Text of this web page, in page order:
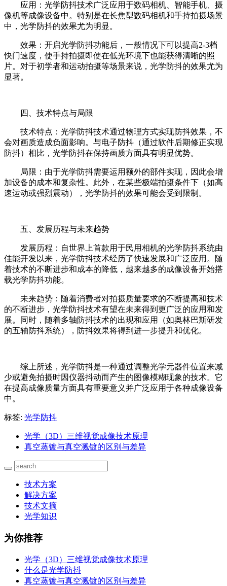
应用：光学防抖技术广泛应用于数码相机、智能手机、摄
像机等成像设备中。特别是在长焦型数码相机和手持拍摄场景
中，光学防抖的效果尤为明显。
效果：开启光学防抖功能后，一般情况下可以提高2-3档
快门速度，使手持拍摄即使在低光环境下也能获得清晰的照
片。对于初学者和运动拍摄等场景来说，光学防抖的效果尤为
显著。
四、技术特点与局限
技术特点：光学防抖技术通过物理方式实现防抖效果，不
会对画质造成负面影响。与电子防抖（通过软件后期修正实现
防抖）相比，光学防抖在保持画质方面具有明显优势。
局限：由于光学防抖需要运用额外的部件实现，因此会增
加设备的成本和复杂性。此外，在某些极端拍摄条件下（如高
速运动或强烈震动），光学防抖的效果可能会受到限制。
五、发展历程与未来趋势
发展历程：自世界上首款用于民用相机的光学防抖系统由
佳能开发以来，光学防抖技术经历了快速发展和广泛应用。随
着技术的不断进步和成本的降低，越来越多的成像设备开始搭
载光学防抖功能。
未来趋势：随着消费者对拍摄质量要求的不断提高和技术
的不断进步，光学防抖技术有望在未来得到更广泛的应用和发
展。同时，随着多轴防抖技术的出现和应用（如奥林巴斯研发
的五轴防抖系统），防抖效果将得到进一步提升和优化。
综上所述，光学防抖是一种通过调整光学元器件位置来减
少或避免拍摄时因仪器抖动而产生的图像模糊现象的技术。它
在提高成像质量方面具有重要意义并广泛应用于各种成像设备
中。
标签: 光学防抖
光学（3D）三维视觉成像技术原理
真空蒸镀与真空溅镀的区别与差异
技术方案
解决方案
技术文摘
光学知识
为你推荐
光学（3D）三维视觉成像技术原理
什么是光学防抖
真空蒸镀与真空溅镀的区别与差异